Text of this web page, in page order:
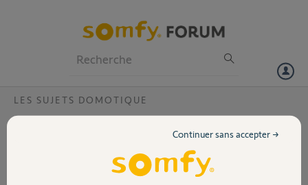
Volet
LES SUJETS DOMOTIQUE
La mise à jour de ma TaHoma a été réalisée avec succès le 16 octobre
dernier. Surprise lorsque je veux consulter l’agenda car cela indique :
cette fonctionnalité a été temporairement désactivée jusqu'à ce que
Continuer sans accepter →